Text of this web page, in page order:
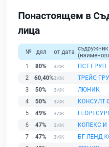
Понастоящем в
лица
№ дял от дата съдружник
1
80%
ПСТ ГРУП
2
60,40%
ТРЕЙС
3
50%
ЛЮНИК
4
50%
КОНСУЛТ
5
49%
6
47%
КОПЕКС И
7
47%
БГ ЛЕНД